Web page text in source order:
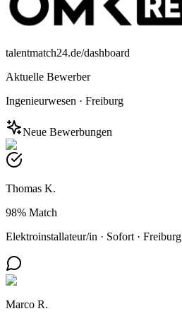
talentmatch24.de/dashboard
Aktuelle Bewerber
Ingenieurwesen · Freiburg
Neue Bewerbungen
Thomas K.
98% Match
Elektroinstallateur/in · Sofort · Freiburg
Marco R.